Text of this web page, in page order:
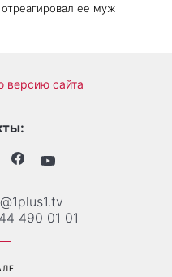
рассказала, как узнала о